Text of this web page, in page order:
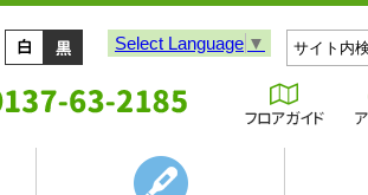
Select Language ▼